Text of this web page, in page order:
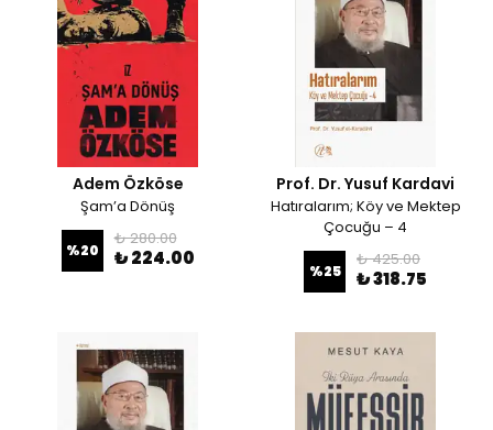
Adem Özköse
Şam’a Dönüş
%20
₺ 280.00
₺ 224.00
Prof. Dr. Yusuf Kardavi
Hatıralarım; Köy ve Mektep
Çocuğu – 4
%25
₺ 425.00
₺ 318.75